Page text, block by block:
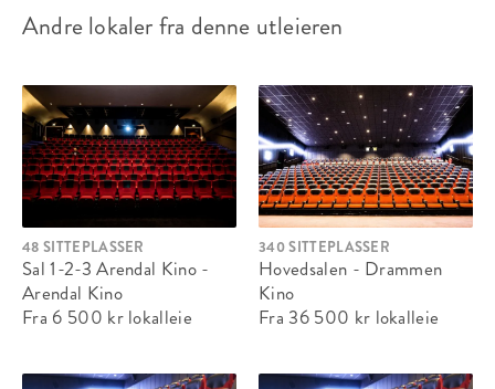
Andre lokaler fra denne utleieren
48 SITTEPLASSER
Sal 1-2-3 Arendal Kino -
Arendal Kino
Fra 6 500 kr lokalleie
340 SITTEPLASSER
Hovedsalen - Drammen
Kino
Fra 36 500 kr lokalleie